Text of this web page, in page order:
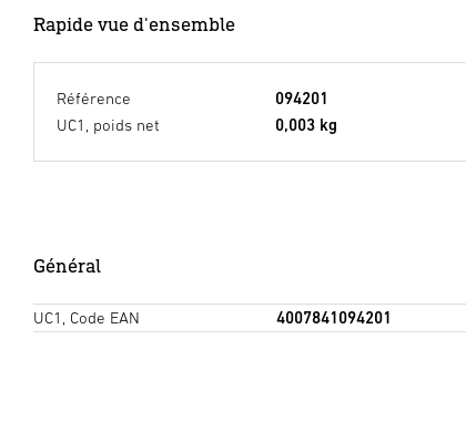
Rapide vue d'ensemble
Référence
094201
UC1, poids net
0,003 kg
Général
UC1, Code EAN 4007841094201